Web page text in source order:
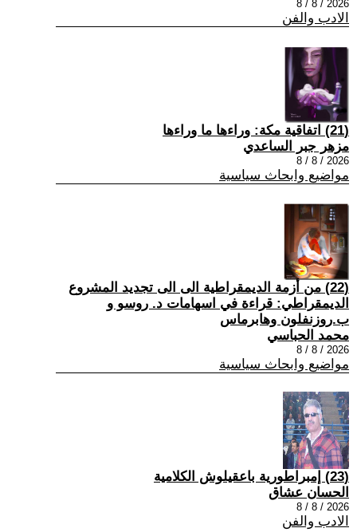
2026 / 8 / 8
الادب والفن
(21) اتفاقية مكة: وراءها ما وراءها
مزهر جبر الساعدي
2026 / 8 / 8
مواضيع وابحاث سياسية
(22) من أزمة الديمقراطية الى الى تجديد المشروع
الديمقراطي: قراءة في اسهامات د. روسو و
ب.روزنفلون وهابرماس
محمد الحباسي
2026 / 8 / 8
مواضيع وابحاث سياسية
(23) إمبراطورية باعقيلوش الكلامية
الحسان عشاق
2026 / 8 / 8
الادب والفن